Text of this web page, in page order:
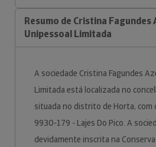
Resumo de Cristina Fagundes
Unipessoal Limitada
A sociedade Cristina Fagundes
Limitada está localizada no
situada no distrito de Horta, com
9930-179 - Lajes Do Pico. A
devidamente inscrita na